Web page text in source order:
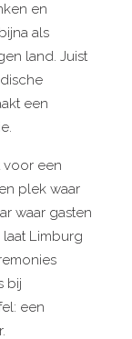
en
als
land. Juist
een
voor een
plek waar
waar gasten
Limburg
bij
een